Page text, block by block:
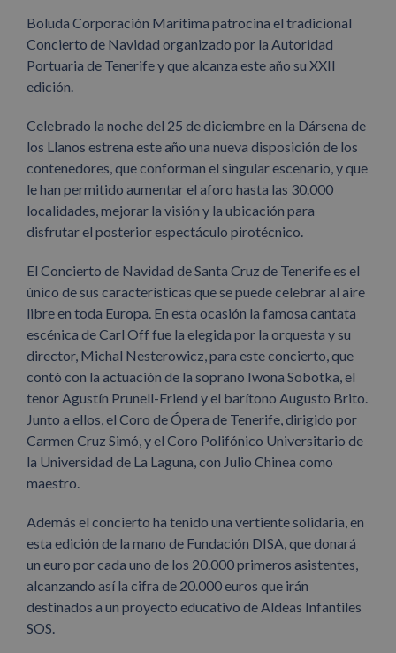
Boluda Corporación Marítima patrocina el tradicional
Concierto de Navidad organizado por la Autoridad
Portuaria de Tenerife y que alcanza este año su XXII
edición.
Celebrado la noche del 25 de diciembre en la Dársena de
los Llanos estrena este año una nueva disposición de los
contenedores, que conforman el singular escenario, y que
le han permitido aumentar el aforo hasta las 30.000
localidades, mejorar la visión y la ubicación para
disfrutar el posterior espectáculo pirotécnico.
El Concierto de Navidad de Santa Cruz de Tenerife es el
único de sus características que se puede celebrar al aire
libre en toda Europa. En esta ocasión la famosa cantata
escénica de Carl Off fue la elegida por la orquesta y su
director, Michal Nesterowicz, para este concierto, que
contó con la actuación de la soprano Iwona Sobotka, el
tenor Agustín Prunell-Friend y el barítono Augusto Brito.
Junto a ellos, el Coro de Ópera de Tenerife, dirigido por
Carmen Cruz Simó, y el Coro Polifónico Universitario de
la Universidad de La Laguna, con Julio Chinea como
maestro.
Además el concierto ha tenido una vertiente solidaria, en
esta edición de la mano de Fundación DISA, que donará
un euro por cada uno de los 20.000 primeros asistentes,
alcanzando así la cifra de 20.000 euros que irán
destinados a un proyecto educativo de Aldeas Infantiles
SOS.